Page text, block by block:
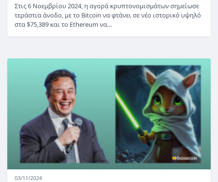
Στις 6 Νοεμβρίου 2024, η αγορά κρυπτονομισμάτων σημείωσε
τεράστια άνοδο, με το Bitcoin να φτάνει σε νέο ιστορικό υψηλό
στα $75,389 και το Ethereum να…
03/11/2024